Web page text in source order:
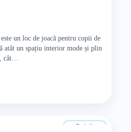
un loc de joacă pentru copii de
atât un spațiu interior mode și plin
cât…
De la 0 ani